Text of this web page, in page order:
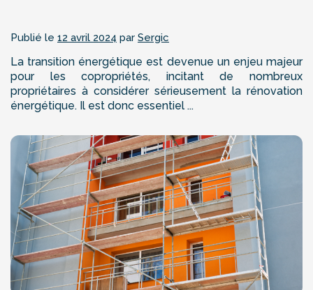
Publié le 12 avril 2024 par Sergic
La transition énergétique est devenue un enjeu majeur
pour les copropriétés, incitant de nombreux
propriétaires à considérer sérieusement la rénovation
énergétique. Il est donc essentiel ...